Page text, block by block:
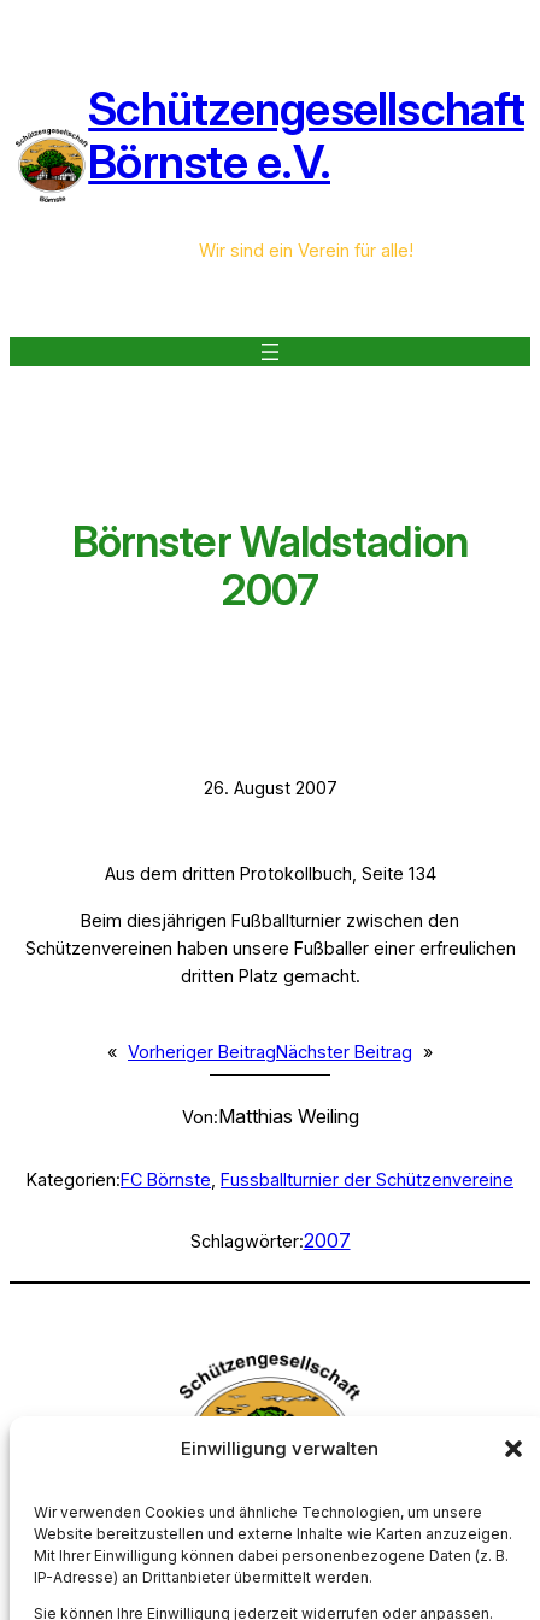
Einwilligung verwalten
Wir verwenden Cookies und ähnliche Technologien, um unsere
Website bereitzustellen und externe Inhalte wie Karten anzuzeigen.
Mit Ihrer Einwilligung können dabei personenbezogene Daten (z. B.
IP-Adresse) an Drittanbieter übermittelt werden.
Sie können Ihre Einwilligung jederzeit widerrufen oder anpassen.
Schützengesellschaft
Börnste e.V.
Wir sind ein Verein für alle!
Börnster Waldstadion
2007
26. August 2007
Aus dem dritten Protokollbuch, Seite 134
Beim diesjährigen Fußballturnier zwischen den
Schützenvereinen haben unsere Fußballer einer erfreulichen
dritten Platz gemacht.
« Vorheriger BeitragNächster Beitrag »
Von:Matthias Weiling
Kategorien:FC Börnste Fussballturnier der Schützenvereine
Schlagwörter:2007
Schützengesellschaft Börnste e.V.